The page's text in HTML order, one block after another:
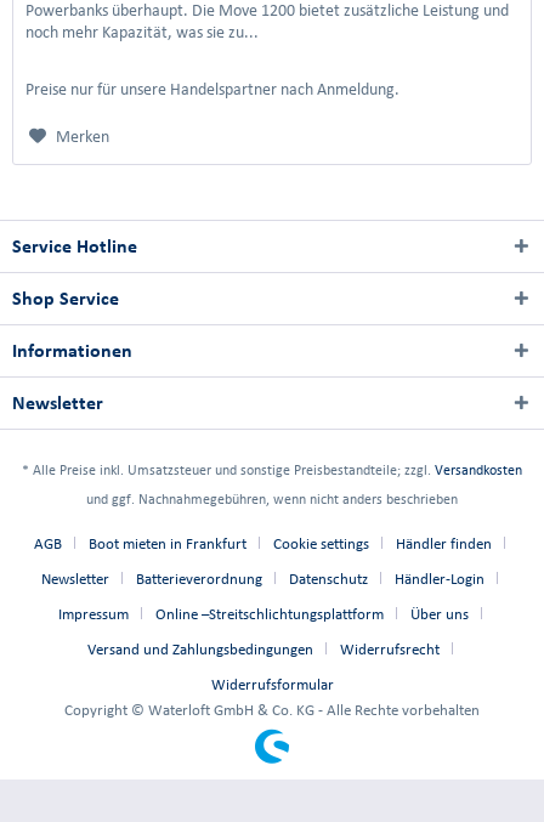
Powerbanks überhaupt. Die Move 1200 bietet zusätzliche Leistung und
noch mehr Kapazität, was sie zu...
Preise nur für unsere Handelspartner nach Anmeldung.
Merken
Service Hotline
Shop Service
Informationen
Newsletter
* Alle Preise inkl. Umsatzsteuer und sonstige Preisbestandteile; zzgl. Versandkosten
und ggf. Nachnahmegebühren, wenn nicht anders beschrieben
AGB Boot mieten in Frankfurt Cookie settings Händler finden
Newsletter Batterieverordnung Datenschutz Händler-Login
Impressum Online –Streitschlichtungsplattform Über uns
Versand und Zahlungsbedingungen Widerrufsrecht
Widerrufsformular
Copyright © Waterloft GmbH & Co. KG - Alle Rechte vorbehalten